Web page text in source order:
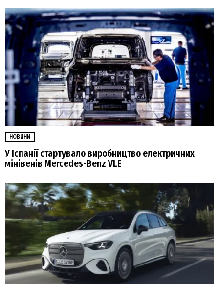
НОВИНИ
У Іспанії стартувало виробництво електричних
мінівенів Mercedes-Benz VLE